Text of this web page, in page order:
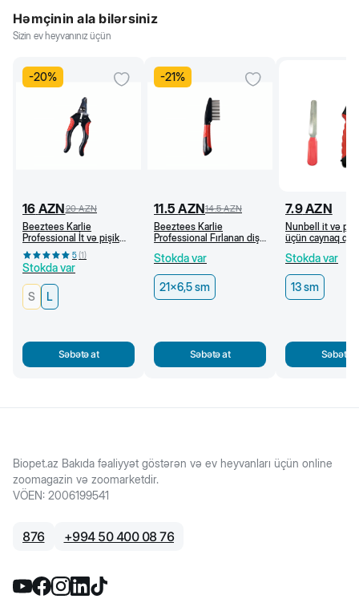
Həmçinin ala bilərsiniz
Sizin ev heyvanınız üçün
-20%
16 AZN20 AZN
Beeztees Karlie
Professional İt və pişik
üçün caynaq qayçısı (L)
5(1)
Stokda var
S L
Səbətə at
-21%
11.5 AZN14.5 AZN
Beeztees Karlie
Professional Fırlanan dişli
Stokda var
21x6,5 sm
Səbətə at
7.9AZN
Nunbell it və
üçün caynaq
Stokda var
13 sm
Səbətə
Biopet.az Bakıda fəaliyyət göstərən və ev heyvanları üçün online
zoomagazin və zoomarketdir.
VÖEN: 2006199541
876 +994 50 400 08 76